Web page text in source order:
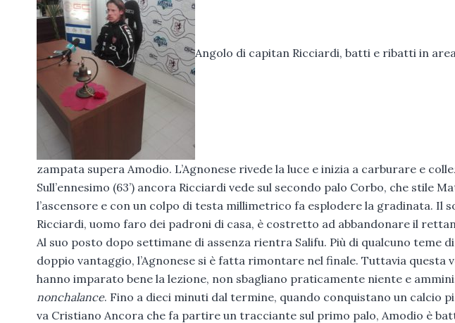
Angolo di capitan Ricciardi, batti e ribatti in
zampata supera Amodio. L’Agnonese rivede la luce e inizia a carburare e
Sull’ennesimo (63’) ancora Ricciardi vede sul secondo palo Corbo, che stile
l’ascensore e con un colpo di testa millimetrico fa esplodere la gradinata. Il
Ricciardi, uomo faro dei padroni di casa, è costretto ad abbandonare il
Al suo posto dopo settimane di assenza rientra Salifu. Più di qualcuno teme
doppio vantaggio, l’Agnonese si è fatta rimontare nel finale. Tuttavia questa
hanno imparato bene la lezione, non sbagliano praticamente niente e
nonchalance. Fino a dieci minuti dal termine, quando conquistano un calcio
va Cristiano Ancora che fa partire un tracciante sul primo palo, Amodio è